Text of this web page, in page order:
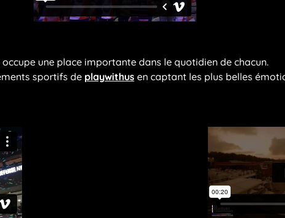
une place importante dans le quotidien de chacun.
sportifs de playwithus en captant les plus belles